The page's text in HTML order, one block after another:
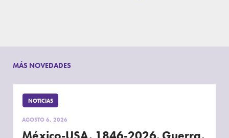
MÁS NOVEDADES
NOTICIAS
AGOSTO 6, 2026